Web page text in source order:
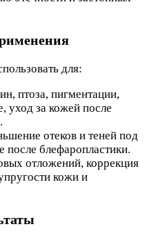
для:
птоза, пигментации,
уход за кожей после
отеков и теней под
после блефаропластики.
отложений, коррекция
кожи и